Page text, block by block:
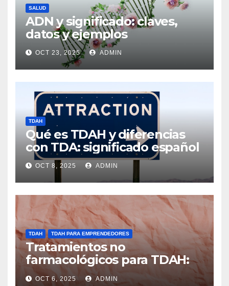
SALUD
ADN y significado: claves,
datos y ejemplos
OCT 23, 2025 ADMIN
TDAH
Qué es TDAH y diferencias
con TDA: significado español
OCT 8, 2025 ADMIN
TDAH TDAH PARA EMPRENDEDORES
Tratamientos no
farmacológicos para TDAH:
opciones prácticas
OCT 6, 2025 ADMIN